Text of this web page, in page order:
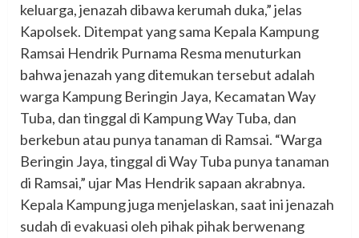
keluarga, jenazah dibawa kerumah duka,” jelas
Kapolsek. Ditempat yang sama Kepala Kampung
Ramsai Hendrik Purnama Resma menuturkan
bahwa jenazah yang ditemukan tersebut adalah
warga Kampung Beringin Jaya, Kecamatan Way
Tuba, dan tinggal di Kampung Way Tuba, dan
berkebun atau punya tanaman di Ramsai. “Warga
Beringin Jaya, tinggal di Way Tuba punya tanaman
di Ramsai,” ujar Mas Hendrik sapaan akrabnya.
Kepala Kampung juga menjelaskan, saat ini jenazah
sudah di evakuasi oleh pihak pihak berwenang